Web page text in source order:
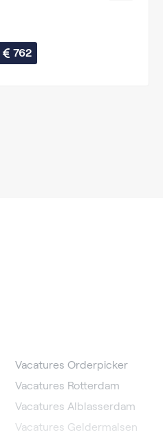
762
Vacatures Orderpicker
Vacatures Rotterdam
Vacatures Alblasserdam
Vacatures Geldermalsen